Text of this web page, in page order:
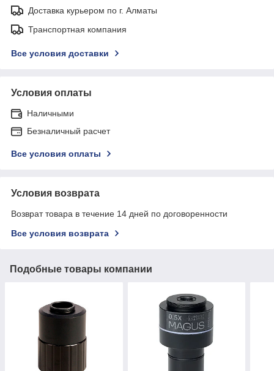
Доставка курьером по г. Алматы
Транспортная компания
Все условия доставки
Условия оплаты
Наличными
Безналичный расчет
Все условия оплаты
Условия возврата
Возврат товара в течение 14 дней по договоренности
Все условия возврата
Подобные товары компании